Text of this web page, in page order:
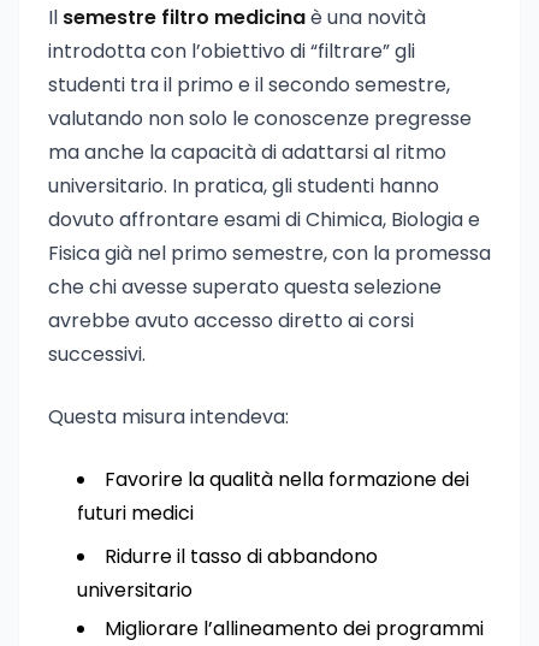
Il semestre filtro medicinaè una novità
introdotta con l’obiettivo di “filtrare” gli
studenti tra il primo e il secondo semestre,
valutando non solo le conoscenze pregresse
ma anche la capacità di adattarsi al ritmo
universitario. In pratica, gli studenti hanno
dovuto affrontare esami di Chimica, Biologia e
Fisica già nel primo semestre, con la promessa
che chi avesse superato questa selezione
avrebbe avuto accesso diretto ai corsi
successivi.
Questa misura intendeva:
Favorire la qualità nella formazione dei
futuri medici
Ridurre il tasso di abbandono
universitario
Migliorare l’allineamento dei programmi